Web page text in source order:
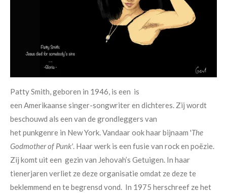
Patty Smith, geboren in 1946, is een is
een Amerikaanse singer-songwriter en dichteres. Zij wordt
beschouwd als een van de grondleggers van
het punkgenre in New York. Vandaar ook haar bijnaam 'The
Godmother of Punk' . Haar werk is een fusie van rock en poëzie.
Zij komt uit een gezin van Jehovah’s Getuigen. In haar
tienerjaren verliet ze deze organisatie omdat ze deze te
beklemmend en te begrensd vond. In 1975 herschreef ze het